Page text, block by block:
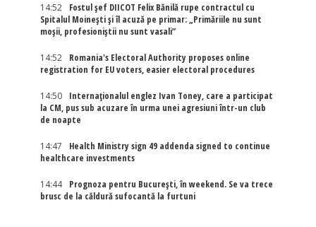
14:52
Fostul șef DIICOT Felix Bănilă rupe contractul cu
Spitalul Moinești și îl acuză pe primar: „Primăriile nu sunt
moșii, profesioniștii nu sunt vasali”
14:52
Romania's Electoral Authority proposes online
registration for EU voters, easier electoral procedures
14:50
Internaţionalul englez Ivan Toney, care a participat
la CM, pus sub acuzare în urma unei agresiuni într-un club
de noapte
14:47
Health Ministry sign 49 addenda signed to continue
healthcare investments
14:44
Prognoza pentru București, în weekend. Se va trece
brusc de la căldură sufocantă la furtuni